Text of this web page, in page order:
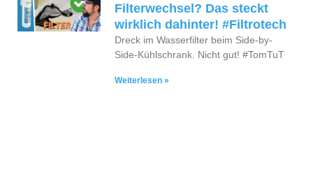
Filterwechsel? Das steckt
wirklich dahinter! #Filtrotech
Dreck im Wasserfilter beim Side-by-
Side-Kühlschrank. Nicht gut! #TomTuT
Weiterlesen »